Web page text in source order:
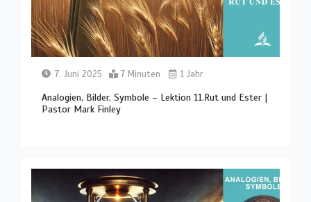
7. Juni 2025 7 Minuten 1 Jahr
Analogien, Bilder, Symbole – Lektion 11.Rut und Ester |
Pastor Mark Finley